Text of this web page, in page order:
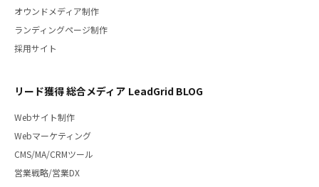
オウンドメディア制作
ランディングページ制作
採用サイト
リード獲得 総合メディア LeadGrid BLOG
Webサイト制作
Webマーケティング
CMS/MA/CRMツール
営業戦略/営業DX